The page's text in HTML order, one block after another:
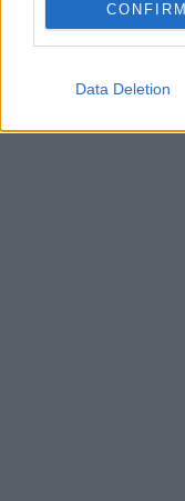
CONFIRM
Data Deletion